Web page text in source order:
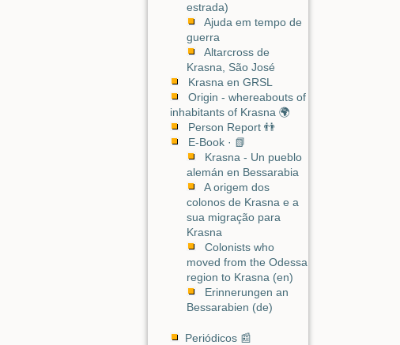
estrada)
Ajuda em tempo de
guerra
Altarcross de
Krasna, São José
Krasna en GRSL
Origin - whereabouts of
inhabitants of Krasna 🌍
Person Report 👬
E-Book · 📗
Krasna - Un pueblo
alemán en Bessarabia
A origem dos
colonos de Krasna e a
sua migração para
Krasna
Colonists who
moved from the Odessa
region to Krasna (en)
Erinnerungen an
Bessarabien (de)
Periódicos 📰